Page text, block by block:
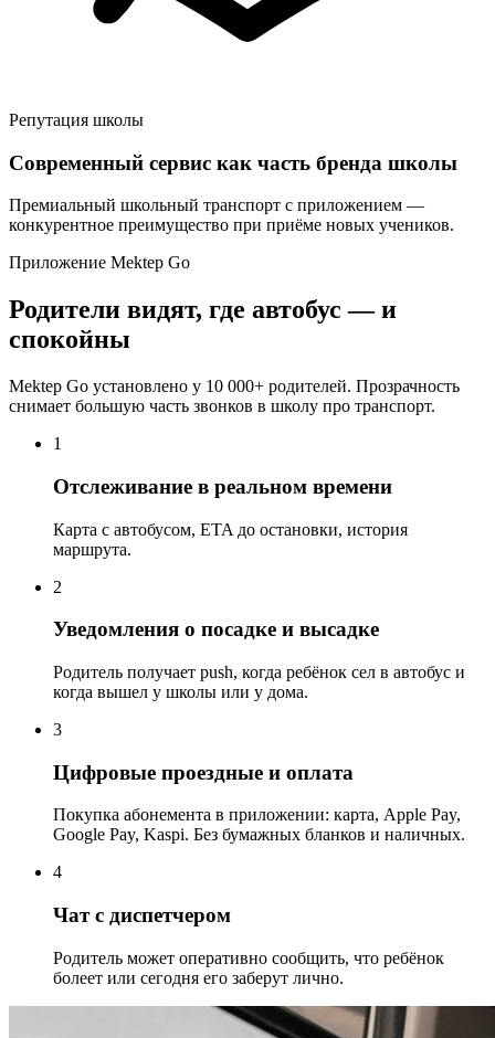
Репутация школы
Современный сервис как часть бренда школы
Премиальный школьный транспорт с приложением —
конкурентное преимущество при приёме новых учеников.
Приложение Mektep Go
Родители видят, где автобус — и
спокойны
Mektep Go установлено у 10 000+ родителей. Прозрачность
снимает большую часть звонков в школу про транспорт.
1
Отслеживание в реальном времени
Карта с автобусом, ETA до остановки, история
маршрута.
2
Уведомления о посадке и высадке
Родитель получает push, когда ребёнок сел в автобус и
когда вышел у школы или у дома.
3
Цифровые проездные и оплата
Покупка абонемента в приложении: карта, Apple Pay,
Google Pay, Kaspi. Без бумажных бланков и наличных.
4
Чат с диспетчером
Родитель может оперативно сообщить, что ребёнок
болеет или сегодня его заберут лично.